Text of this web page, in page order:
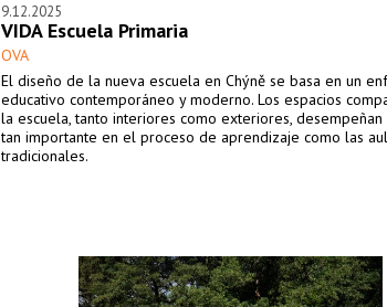
9.12.2025
VIDA Escuela Primaria
OVA
El diseño de la nueva escuela en Chýně se basa en un
educativo contemporáneo y moderno. Los espacios
la escuela, tanto interiores como exteriores,
tan importante en el proceso de aprendizaje como las
tradicionales.